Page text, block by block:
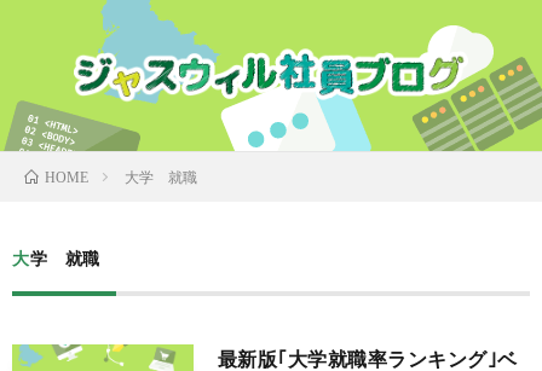
HOME 大学 就職
大学 就職
最新版｢大学就職率ランキング｣ベ